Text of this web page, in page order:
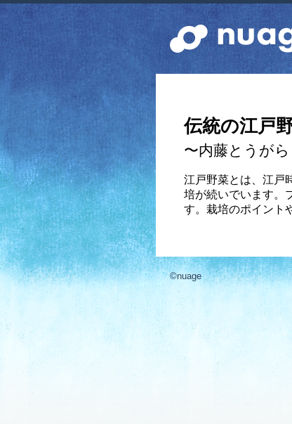
伝統の江戸
〜内藤とうが
江戸野菜とは、江戸
培が続いでいます。
す。栽培のポイント
©nuage